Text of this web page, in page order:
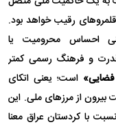
رقیب خواهد بود.
احساس محرومیت یا
و فرهنگ رسمی کمتر
است؛ یعنی اتکای
از مرز‌های ملی. این
با کردستان عراق معنا